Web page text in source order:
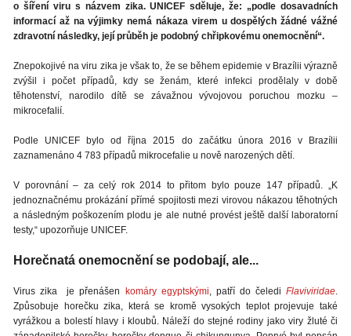
o šíření viru s názvem zika. UNICEF sděluje, že: „podle dosavadních
informací až na výjimky nemá nákaza virem u dospělých žádné vážné
zdravotní následky, její průběh je podobný chřipkovému onemocnění“.
Znepokojivé na viru zika je však to, že se během epidemie v Brazílii výrazně
zvýšil i počet případů, kdy se ženám, které infekci prodělaly v době
těhotenství, narodilo dítě se závažnou vývojovou poruchou mozku –
mikrocefalií.
Podle UNICEF bylo od října 2015 do začátku února 2016 v Brazílii
zaznamenáno 4 783 případů mikrocefalie u nově narozených dětí.
V porovnání – za celý rok 2014 to přitom bylo pouze 147 případů. „K
jednoznačnému prokázání přímé spojitosti mezi virovou nákazou těhotných
a následným poškozením plodu je ale nutné provést ještě další laboratorní
testy,“ upozorňuje UNICEF.
Horečnatá onemocnění se podobají, ale...
Virus zika je přenášen komáry egyptskými, patří do čelediFlaviviridae.
Způsobuje horečku zika, která se kromě vysokých teplot projevuje také
vyrážkou a bolestí hlavy i kloubů. Náleží do stejné rodiny jako viry žluté či